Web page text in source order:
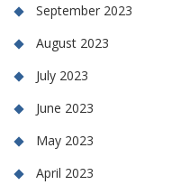
September 2023
August 2023
July 2023
June 2023
May 2023
April 2023